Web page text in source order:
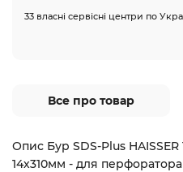
33 власні сервісні центри по
Все про товар
Опис Бур SDS-Plus HAISSER
14х310мм - для